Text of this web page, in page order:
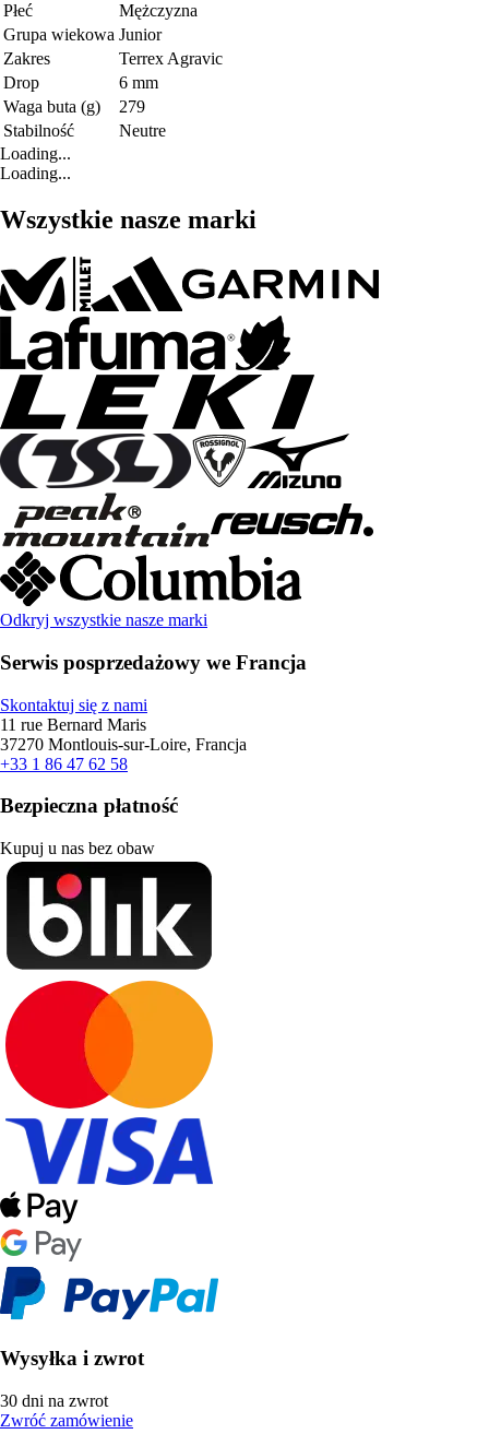
Płeć
Mężczyzna
Grupa wiekowa Junior
Zakres
Terrex Agravic
Drop
6 mm
Waga buta (g)
279
Stabilność
Neutre
Loading...
Loading...
Wszystkie nasze marki
Odkryj wszystkie nasze marki
Serwis posprzedażowy we Francja
Skontaktuj się z nami
11 rue Bernard Maris
37270 Montlouis-sur-Loire, Francja
+33 1 86 47 62 58
Bezpieczna płatność
Kupuj u nas bez obaw
Wysyłka i zwrot
30 dni na zwrot
Zwróć zamówienie